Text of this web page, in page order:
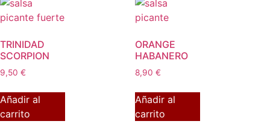
TRINIDAD
SCORPION
9,50 €
Añadir al
carrito
ORANGE
HABANERO
8,90 €
Añadir al
carrito